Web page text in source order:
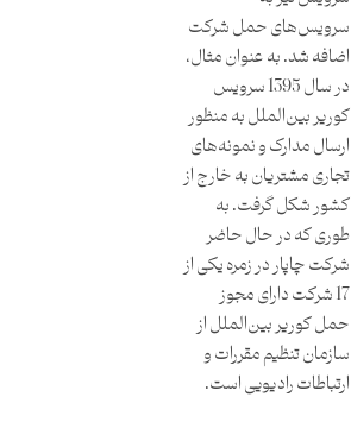
سرویس‌های حمل شرکت
اضافه شد. به عنوان مثال،
در سال 1395 سرویس
کوریر بین‌الملل به منظور
ارسال مدارک و نمونه‌های
تجاری مشتریان به خارج از
کشور شکل گرفت. به
طوری که در حال حاضر
شرکت چاپار در زمره یکی از
17 شرکت دارای مجوز
حمل کوریر بین‌الملل از
سازمان تنظیم مقررات و
ارتباطات رادیویی است.